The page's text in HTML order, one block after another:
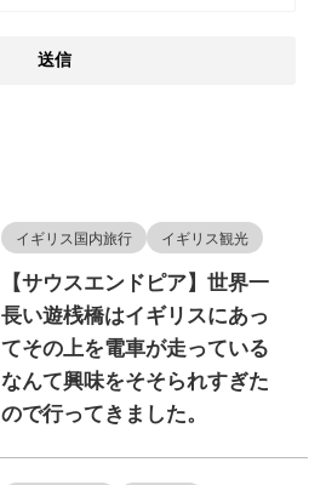
イギリス国内旅行 イギリス観光
【サウスエンドピア】世界一
長い遊桟橋はイギリスにあっ
てその上を電車が走っている
なんて興味をそそられすぎた
ので行ってきました。